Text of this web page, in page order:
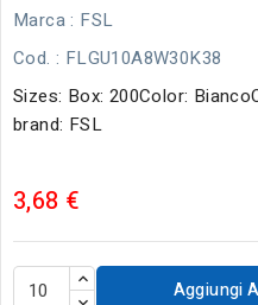
Marca : FSL
Cod. : FLGU10A8W30K38
Sizes: Box: 200Color:
brand: FSL
3,68 €
Aggiungi